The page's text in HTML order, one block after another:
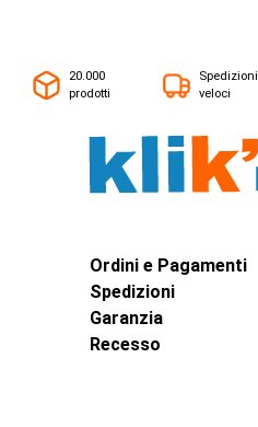
20.000
prodotti
Spedizioni
veloci
Ordini e Pagamenti
Spedizioni
Garanzia
Recesso